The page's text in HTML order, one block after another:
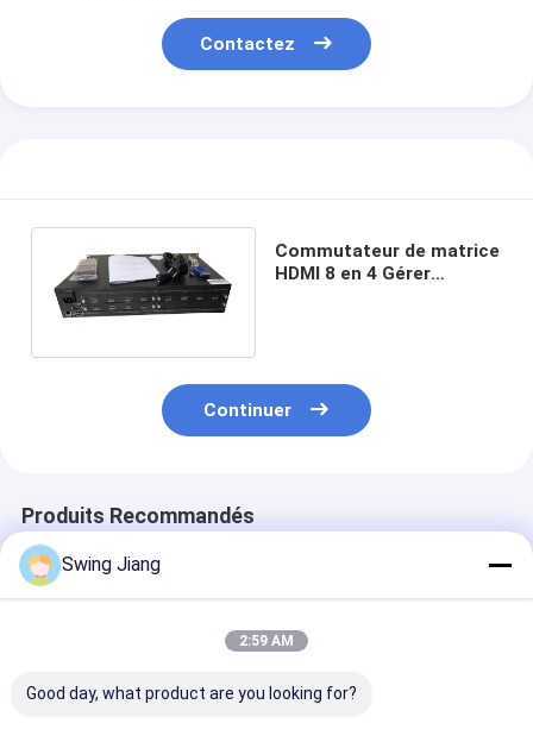
Contactez
Commutateur de matrice
HDMI 8 en 4 Gérer
Continuer
Produits Recommandés
Swing Jiang
2:59 AM
Good day, what product are you looking for?